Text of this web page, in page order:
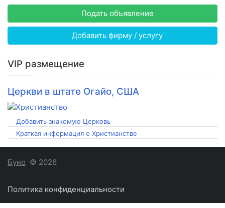
Подать объявление
Добавить фирму / услугу
VIP размещение
Церкви в штате Огайо, США
Добавить знакомую Церковь
Краткая информация о Христианстве
Буно © 2026
Политика конфиденциальности